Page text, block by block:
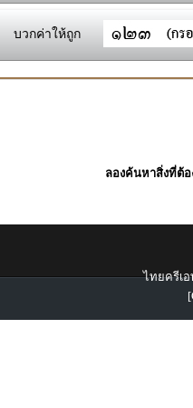
บวกค่าให้ถูก
ลองค้นหาสิ่งที่ต้อ
ไทยครีเอ
[